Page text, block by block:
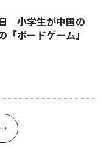
小学生が中国の
「ボードゲーム」